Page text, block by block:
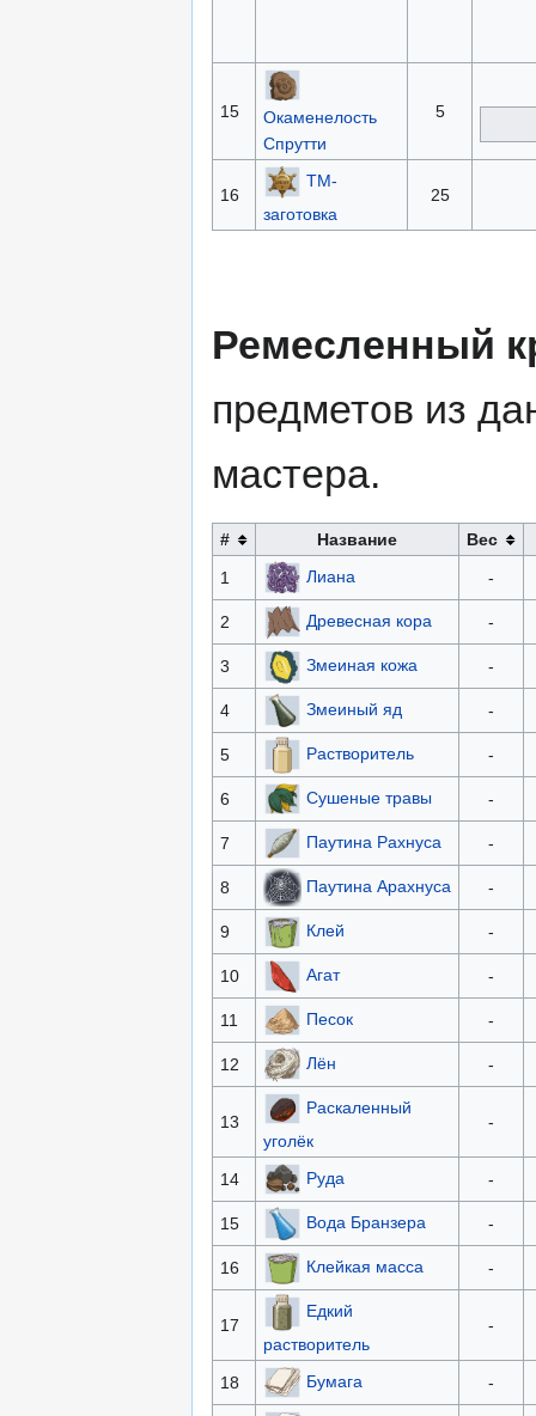
15
Окаменелость
Спрутти
5
16
ТМ-
заготовка
25
Ремесленный
предметов из
мастера.
# Название
Вес
1
Лиана -
2 Древесная кора -
3 Змеиная кожа -
4 Змеиный яд -
5 Растворитель -
6 Сушеные травы -
7 Паутина Рахнуса -
8 Паутина Арахнуса -
9 Клей -
10 Агат -
11 Песок -
12 Лён -
13
Раскаленный
уголёк
-
14 Руда -
15 Вода Бранзера -
16 Клейкая масса -
17
Едкий
растворитель
-
18 Бумага -